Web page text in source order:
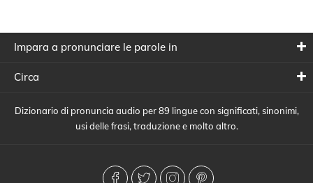
Impara a pronunciare le parole in
Circa
Dizionario di pronuncia audio per 89 lingue con significati, sinonimi,
usi delle frasi, traduzione e molto altro.